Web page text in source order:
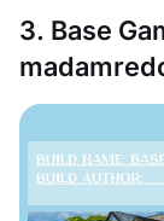
3. Base